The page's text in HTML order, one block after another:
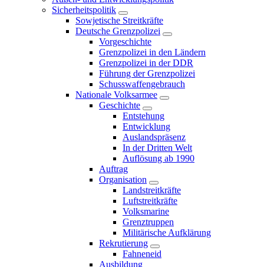
Sicherheitspolitik
Sowjetische Streitkräfte
Deutsche Grenzpolizei
Vorgeschichte
Grenzpolizei in den Ländern
Grenzpolizei in der DDR
Führung der Grenzpolizei
Schusswaffengebrauch
Nationale Volksarmee
Geschichte
Entstehung
Entwicklung
Auslandspräsenz
In der Dritten Welt
Auflösung ab 1990
Auftrag
Organisation
Landstreitkräfte
Luftstreitkräfte
Volksmarine
Grenztruppen
Militärische Aufklärung
Rekrutierung
Fahneneid
Ausbildung